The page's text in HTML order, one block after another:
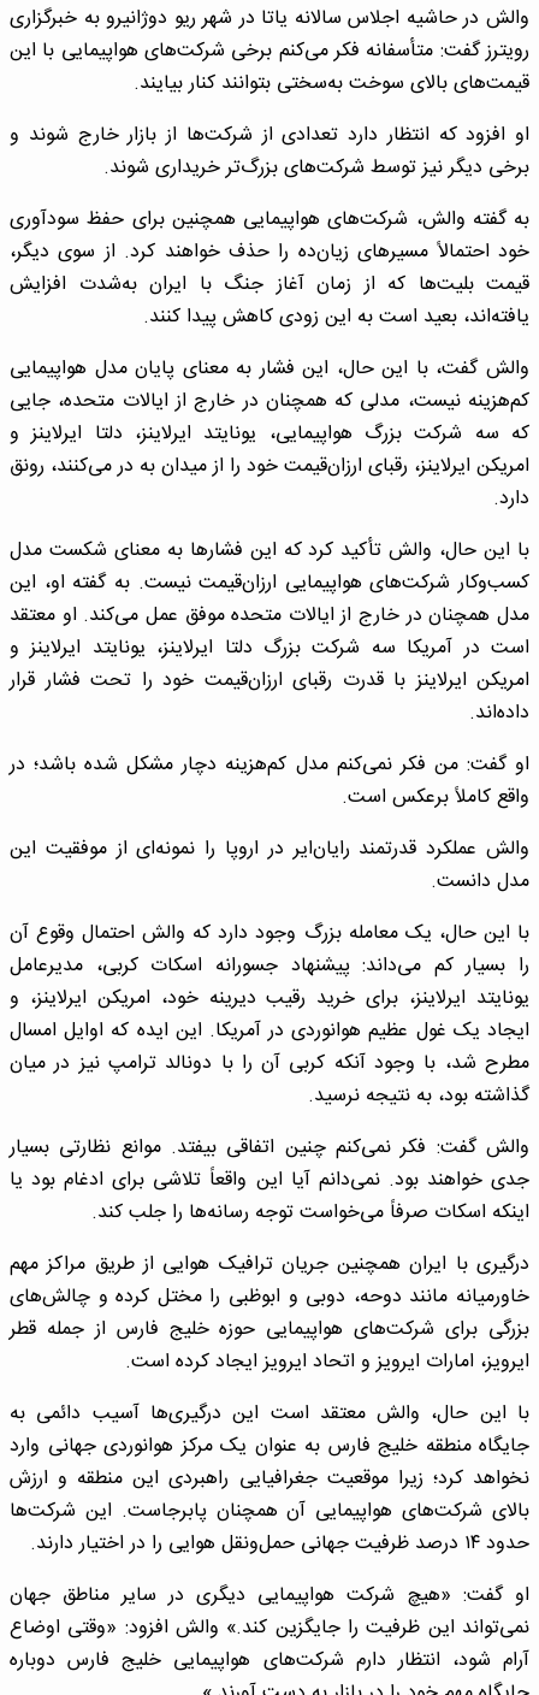
والش در حاشیه اجلاس سالانه یاتا در شهر ریو دوژانیرو به خبرگزاری
رویترز گفت: متأسفانه فکر می‌کنم برخی شرکت‌های هواپیمایی با این
قیمت‌های بالای سوخت به‌سختی بتوانند کنار بیایند.
او افزود که انتظار دارد تعدادی از شرکت‌ها از بازار خارج شوند و
برخی دیگر نیز توسط شرکت‌های بزرگ‌تر خریداری شوند.
به گفته والش، شرکت‌های هواپیمایی همچنین برای حفظ سودآوری
خود احتمالاً مسیرهای زیان‌ده را حذف خواهند کرد. از سوی دیگر،
قیمت بلیت‌ها که از زمان آغاز جنگ با ایران به‌شدت افزایش
یافته‌اند، بعید است به این زودی کاهش پیدا کنند.
والش گفت، با این حال، این فشار به معنای پایان مدل هواپیمایی
کم‌هزینه نیست، مدلی که همچنان در خارج از ایالات متحده، جایی
که سه شرکت بزرگ هواپیمایی، یونایتد ایرلاینز، دلتا ایرلاینز و
امریکن ایرلاینز، رقبای ارزان‌قیمت خود را از میدان به در می‌کنند، رونق
دارد.
با این حال، والش تأکید کرد که این فشارها به معنای شکست مدل
کسب‌وکار شرکت‌های هواپیمایی ارزان‌قیمت نیست. به گفته او، این
مدل همچنان در خارج از ایالات متحده موفق عمل می‌کند. او معتقد
است در آمریکا سه شرکت بزرگ دلتا ایرلاینز، یونایتد ایرلاینز و
امریکن ایرلاینز با قدرت رقبای ارزان‌قیمت خود را تحت فشار قرار
داده‌اند.
او گفت: من فکر نمی‌کنم مدل کم‌هزینه دچار مشکل شده باشد؛ در
واقع کاملاً برعکس است.
والش عملکرد قدرتمند رایان‌ایر در اروپا را نمونه‌ای از موفقیت این
مدل دانست.
با این حال، یک معامله بزرگ وجود دارد که والش احتمال وقوع آن
را بسیار کم می‌داند: پیشنهاد جسورانه اسکات کربی، مدیرعامل
یونایتد ایرلاینز، برای خرید رقیب دیرینه خود، امریکن ایرلاینز، و
ایجاد یک غول عظیم هوانوردی در آمریکا. این ایده که اوایل امسال
مطرح شد، با وجود آنکه کربی آن را با دونالد ترامپ نیز در میان
گذاشته بود، به نتیجه نرسید.
والش گفت: فکر نمی‌کنم چنین اتفاقی بیفتد. موانع نظارتی بسیار
جدی خواهند بود. نمی‌دانم آیا این واقعاً تلاشی برای ادغام بود یا
اینکه اسکات صرفاً می‌خواست توجه رسانه‌ها را جلب کند.
درگیری با ایران همچنین جریان ترافیک هوایی از طریق مراکز مهم
خاورمیانه مانند دوحه، دوبی و ابوظبی را مختل کرده و چالش‌های
بزرگی برای شرکت‌های هواپیمایی حوزه خلیج فارس از جمله قطر
ایرویز، امارات ایرویز و اتحاد ایرویز ایجاد کرده است.
با این حال، والش معتقد است این درگیری‌ها آسیب دائمی به
جایگاه منطقه خلیج فارس به عنوان یک مرکز هوانوردی جهانی وارد
نخواهد کرد؛ زیرا موقعیت جغرافیایی راهبردی این منطقه و ارزش
بالای شرکت‌های هواپیمایی آن همچنان پابرجاست. این شرکت‌ها
حدود ۱۴ درصد ظرفیت جهانی حمل‌ونقل هوایی را در اختیار دارند.
او گفت: «هیچ شرکت هواپیمایی دیگری در سایر مناطق جهان
نمی‌تواند این ظرفیت را جایگزین کند.» والش افزود: «وقتی اوضاع
آرام شود، انتظار دارم شرکت‌های هواپیمایی خلیج فارس دوباره